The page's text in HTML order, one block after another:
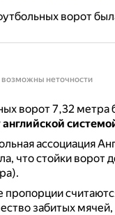
ворот
возможны неточности
ворот 7,32 метра
ассоциация
что стойки ворот
пропорции
забитых